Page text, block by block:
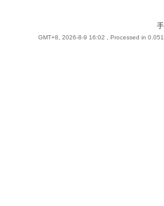
GMT+8, 2026-8-9 16:02 , Processed in